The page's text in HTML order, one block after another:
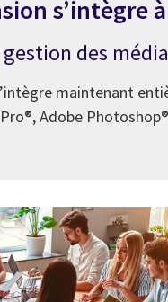
s’intègre
des
maintenant
Adobe